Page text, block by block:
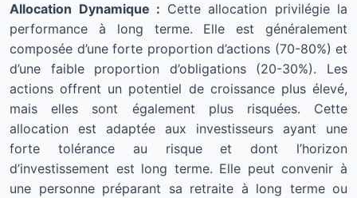
Allocation Dynamique : Cette allocation privilégie la
performance à long terme. Elle est généralement
composée d’une forte proportion d’actions (70-80%) et
d’une faible proportion d’obligations (20-30%). Les
actions offrent un potentiel de croissance plus élevé,
mais elles sont également plus risquées. Cette
allocation est adaptée aux investisseurs ayant une
forte tolérance au risque et dont l’horizon
d’investissement est long terme. Elle peut convenir à
une personne préparant sa retraite à long terme ou